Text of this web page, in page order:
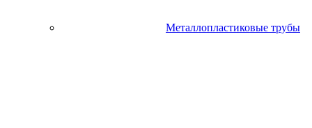
Металлопластиковые трубы